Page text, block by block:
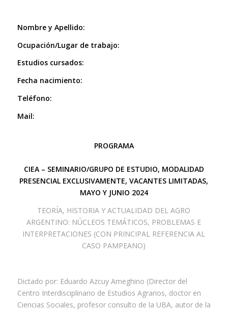
Nombre y Apellido:
Ocupación/Lugar de trabajo:
Estudios cursados:
Fecha nacimiento:
Teléfono:
Mail:
PROGRAMA
CIEA – SEMINARIO/GRUPO DE ESTUDIO, MODALIDAD
PRESENCIAL EXCLUSIVAMENTE, VACANTES LIMITADAS,
MAYO Y JUNIO 2024
TEORÍA, HISTORIA Y ACTUALIDAD DEL AGRO
ARGENTINO: NÚCLEOS TEMÁTICOS, PROBLEMAS E
INTERPRETACIONES (CON PRINCIPAL REFERENCIA AL
CASO PAMPEANO)
Dictado por: Eduardo Azcuy Ameghino (Director del
Centro Interdisciplinario de Estudios Agrarios, doctor en
Ciencias Sociales, profesor consulto de la UBA, autor de la